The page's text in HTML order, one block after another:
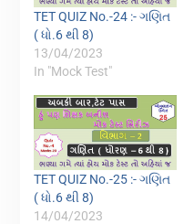
TET QUIZ No.-24 :- ગણિત
( ધો.6 થી 8)
13/04/2023
In "Mock Test"
TET QUIZ No.-25 :- ગણિત
( ધો.6 થી 8)
14/04/2023